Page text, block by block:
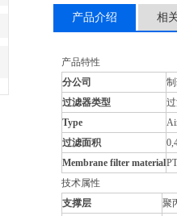
产品介绍 相
产品特性
分公司
过滤器类型
Type
过滤面积
Membrane filter material
技术属性
支撑层
聚